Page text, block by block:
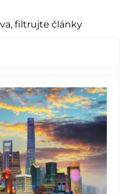
filtrujte články